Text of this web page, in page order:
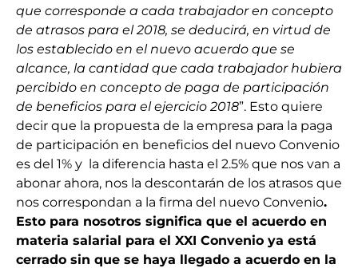
que corresponde a cada trabajador en concepto
de atrasos para el 2018, se deducirá, en virtud de
los establecido en el nuevo acuerdo que se
alcance, la cantidad que cada trabajador hubiera
percibido en concepto de paga de participación
de beneficios para el ejercicio 2018”. Esto quiere
decir que la propuesta de la empresa para la paga
de participación en beneficios del nuevo Convenio
es del 1% y la diferencia hasta el 2.5% que nos van a
abonar ahora, nos la descontarán de los atrasos que
nos correspondan a la firma del nuevo Convenio.
Esto para nosotros significa que el acuerdo en
materia salarial para el XXI Convenio ya está
cerrado sin que se haya llegado a acuerdo en la